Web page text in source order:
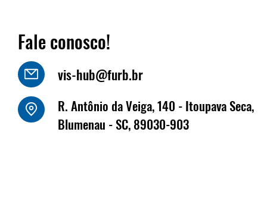
Luiz Kornely - HBSIS
Fritz Müller marca
na Fenabrave,
Fale conosco!
vis-hub@furb.br
R. Antônio da Veiga, 140 - Itoupava Seca,
Blumenau - SC, 89030-903